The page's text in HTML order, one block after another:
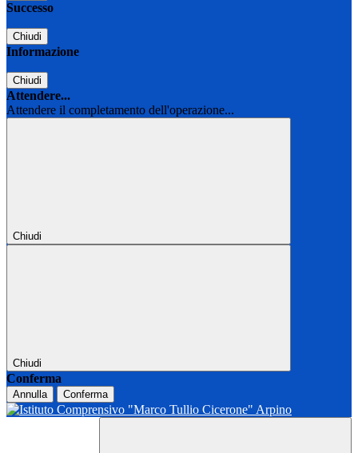
Successo
Chiudi
Informazione
Chiudi
Attendere...
Attendere il completamento dell'operazione...
Chiudi
Chiudi
Conferma
Annulla Conferma